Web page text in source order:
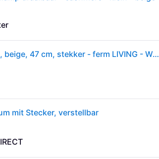
Arum Swivel wandlamp, beige, 47 cm, stekker - ferm LIVING - Woonkamer - Designer - Metaal - 1 lamp
mit Stecker, verstellbar